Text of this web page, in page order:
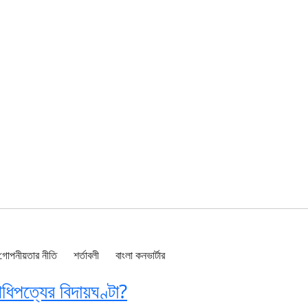
বিদায়ঘণ্টা?
নীতি শর্তাবলী বাংলা কনভার্টার